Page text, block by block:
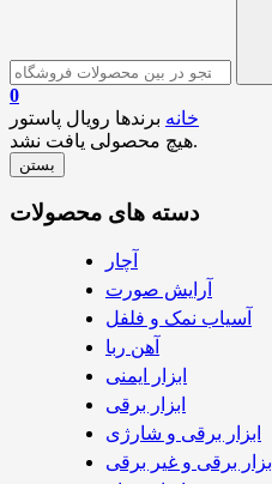
0
خانه برندها رویال پاستور
هیچ محصولی یافت نشد.
بستن
دسته های محصولات
آچار
آرایش صورت
آسیاب نمک و فلفل
آهن ربا
ابزار ایمنی
ابزار برقی
ابزار برقی و شارژی
ابزار برقی و غیر برقی